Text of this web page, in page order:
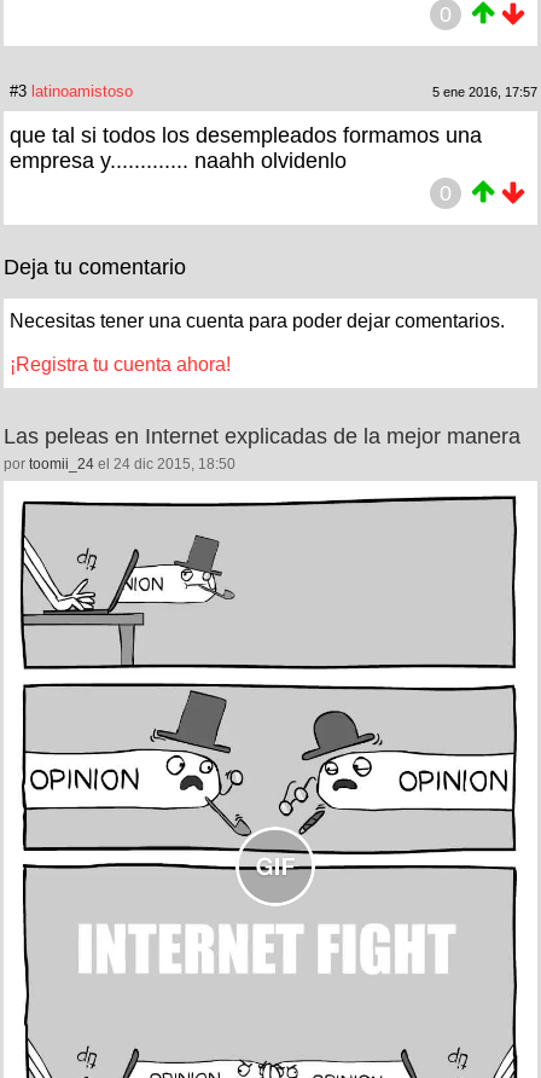
0
#3 latinoamistoso 5 ene 2016, 17:57
que tal si todos los desempleados formamos una
empresa y............. naahh olvidenlo
0
Deja tu comentario
Necesitas tener una cuenta para poder dejar comentarios.
¡Registra tu cuenta ahora!
Las peleas en Internet explicadas de la mejor manera
por toomii_24 el 24 dic 2015, 18:50